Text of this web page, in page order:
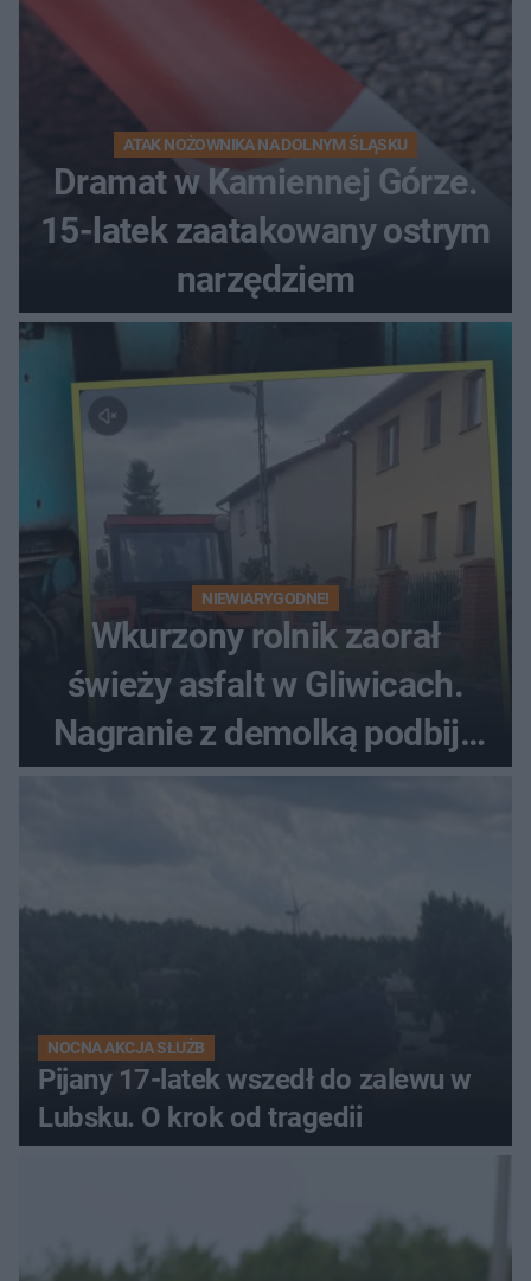
ATAK NOŻOWNIKA NA DOLNYM ŚLĄSKU
Dramat w Kamiennej Górze.
15-latek zaatakowany ostrym
narzędziem
NIEWIARYGODNE!
Wkurzony rolnik zaorał
świeży asfalt w Gliwicach.
Nagranie z demolką podbija
sieć
NOCNA AKCJA SŁUŻB
Pijany 17-latek wszedł do zalewu w
Lubsku. O krok od tragedii